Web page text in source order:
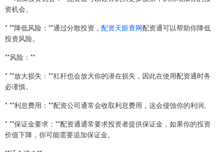
资机会。
* **降低风险：**通过分散投资， 配资天眼查网配资通可以帮助你降低
投资风险。
**风险：**
* **放大损失：**杠杆也会放大你的潜在损失，因此在使用配资通时务
必谨慎。
* **利息费用：**配资公司通常会收取利息费用，这会侵蚀你的利润。
* **保证金要求：**配资通通常要求投资者提供保证金，如果你的投资
价值下降，你可能需要追加保证金。